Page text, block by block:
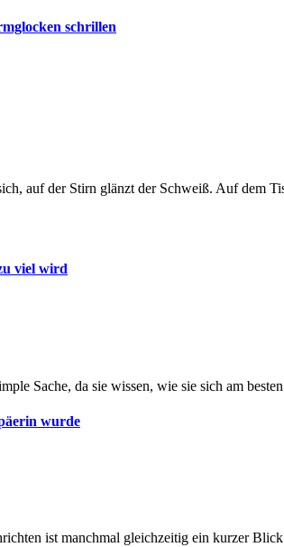
schrillen
auf der Stirn glänzt der Schweiß. Auf dem
viel wird
Sache, da sie wissen, wie sie sich am
wurde
ist manchmal gleichzeitig ein kurzer